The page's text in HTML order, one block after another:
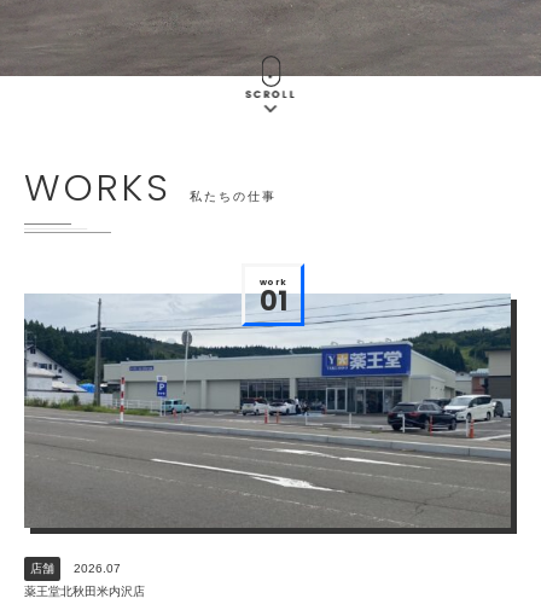
お問い合わせ
リンク
WORKS 私たちの仕事
work
01
店舗
2026.07
薬王堂北秋田米内沢店